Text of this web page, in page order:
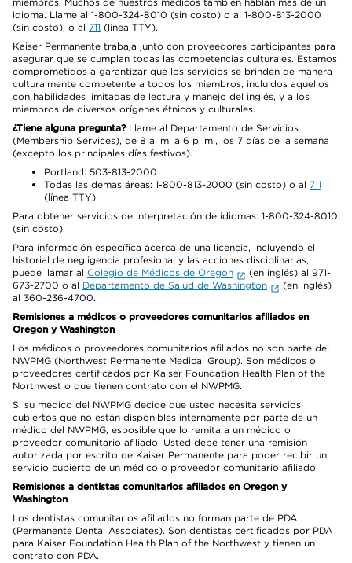
idioma. Llame al 1-800-324-8010 (sin costo) o al 1-800-813-2000
(sin costo), o al 711 (línea TTY).
Kaiser Permanente trabaja junto con proveedores participantes para
asegurar que se cumplan todas las competencias culturales. Estamos
comprometidos a garantizar que los servicios se brinden de manera
culturalmente competente a todos los miembros, incluidos aquellos
con habilidades limitadas de lectura y manejo del inglés, y a los
miembros de diversos orígenes étnicos y culturales.
¿Tiene alguna pregunta?Llame al Departamento de Servicios
(Membership Services), de 8 a. m. a 6 p. m., los 7 días de la semana
(excepto los principales días festivos).
Portland: 503-813-2000
Todas las demás áreas: 1-800-813-2000 (sin costo) o al 711
(línea TTY)
Para obtener servicios de interpretación de idiomas: 1-800-324-8010
(sin costo).
Para información específica acerca de una licencia, incluyendo el
historial de negligencia profesional y las acciones disciplinarias,
puede llamar al Colegio de Médicos de Oregon
(en inglés) al 971-
673-2700 o al Departamento de Salud de Washington
(en inglés)
al 360-236-4700.
Remisiones a médicos o proveedores comunitarios afiliados en
Oregon y Washington
Los médicos o proveedores comunitarios afiliados no son parte del
NWPMG (Northwest Permanente Medical Group). Son médicos o
proveedores certificados por Kaiser Foundation Health Plan of the
Northwest o que tienen contrato con el NWPMG.
Si su médico del NWPMG decide que usted necesita servicios
cubiertos que no están disponibles internamente por parte de un
médico del NWPMG, esposible que lo remita a un médico o
proveedor comunitario afiliado. Usted debe tener una remisión
autorizada por escrito de Kaiser Permanente para poder recibir un
servicio cubierto de un médico o proveedor comunitario afiliado.
Remisiones a dentistas comunitarios afiliados en Oregon y
Washington
Los dentistas comunitarios afiliados no forman parte de PDA
(Permanente Dental Associates). Son dentistas certificados por PDA
para Kaiser Foundation Health Plan of the Northwest y tienen un
contrato con PDA.